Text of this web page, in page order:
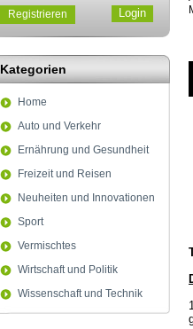
Registrieren
Kategorien
Home
Auto und Verkehr
Ernährung und Gesundheit
Freizeit und Reisen
Neuheiten und Innovationen
Sport
Vermischtes
Wirtschaft und Politik
Wissenschaft und Technik